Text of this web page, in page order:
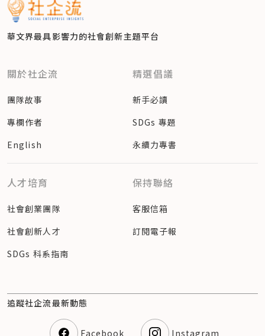
華文界最具影響力的社會創新主題平台
關於社企流
團隊故事
專欄作者
English
精選倡議
新手必讀
SDGs 專題
永續力專書
人才培育
社會創業團隊
社會創新人才
SDGs 科系指南
保持聯絡
客服信箱
訂閱電子報
追蹤社企流最新動態
Facebook Instagram